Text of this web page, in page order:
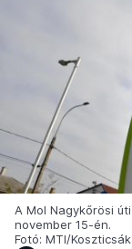
A Mol Nagykőrösi
november 15-én.
Fotó: MTI/